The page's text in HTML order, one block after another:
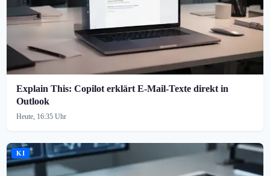
Explain This: Copilot erklärt E-Mail-Texte direkt in
Outlook
Heute, 16:35 Uhr
KI